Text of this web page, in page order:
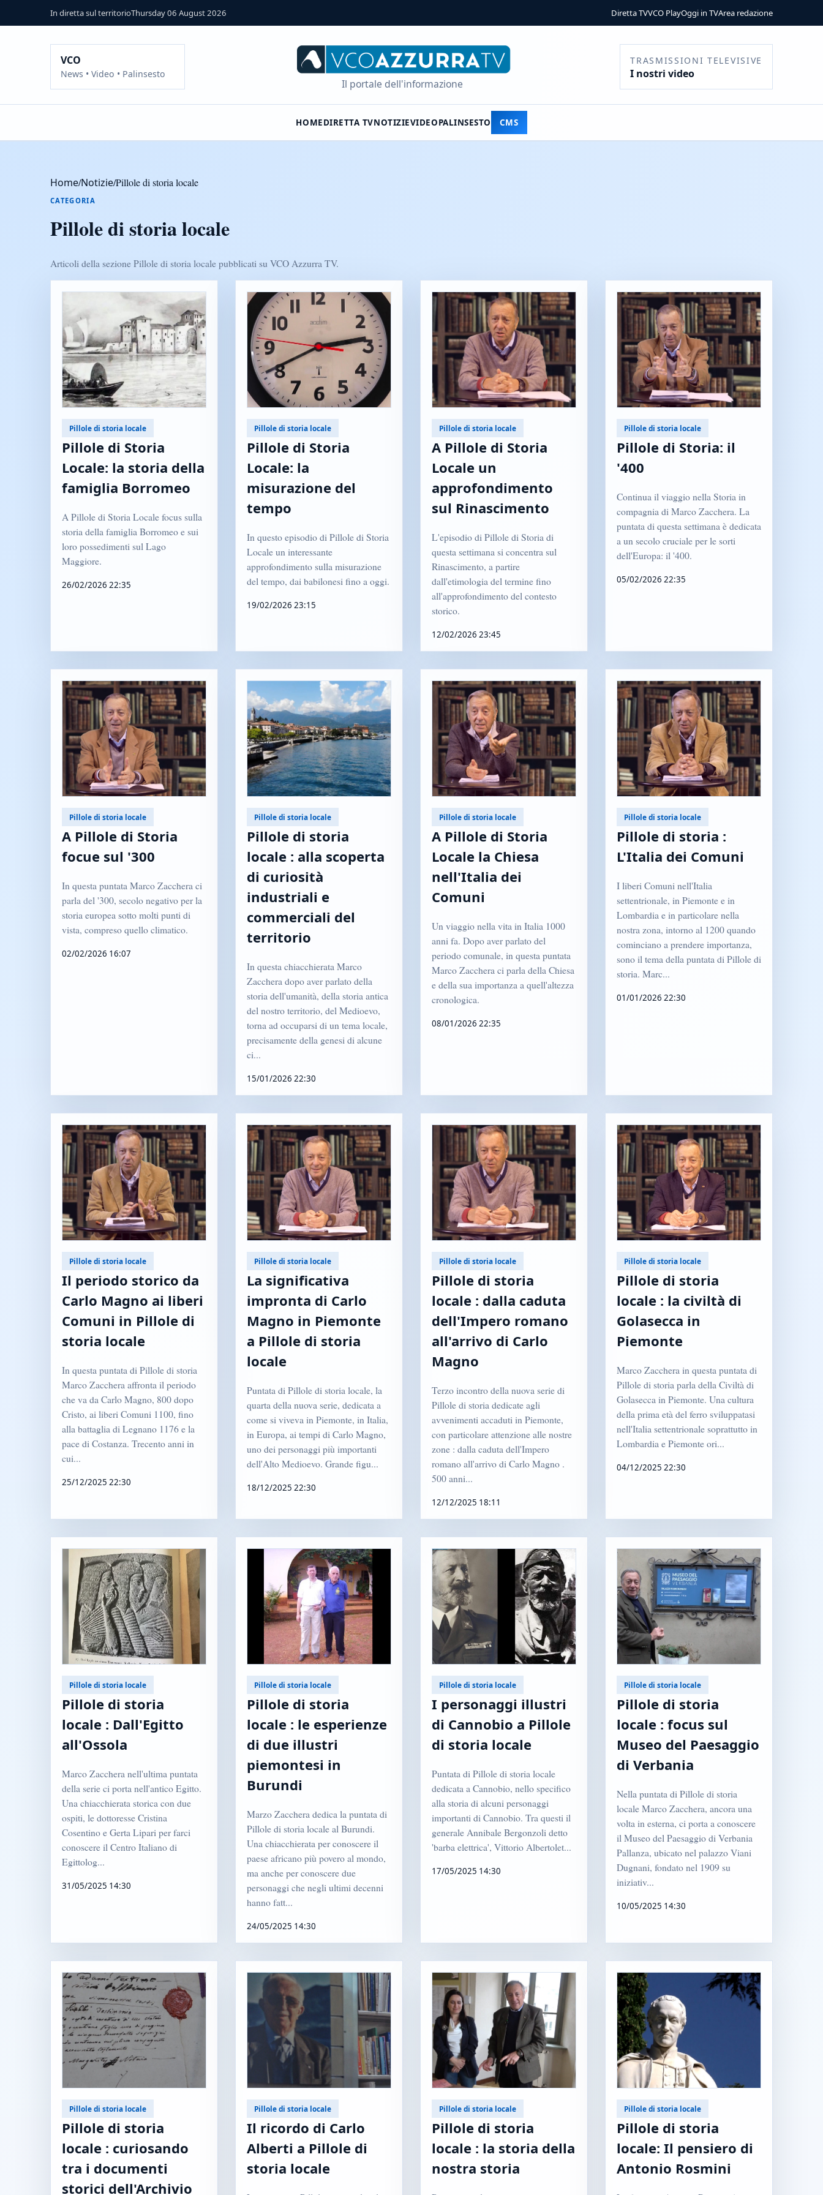
In diretta sul territorioThursday 06 August 2026 Diretta TVVCO PlayOggi in TVArea redazione
VCO
News • Video • Palinsesto
Il portale dell'informazione
TRASMISSIONI TELEVISIVE
I nostri video
HOMEDIRETTA TVNOTIZIEVIDEOPALINSESTO CMS
Home/Notizie/Pillole di storia locale
CATEGORIA
Pillole di storia locale
Articoli della sezione Pillole di storia locale pubblicati su VCO Azzurra TV.
Pillole di storia locale
Pillole di Storia
Locale: la storia della
famiglia Borromeo
A Pillole di Storia Locale focus sulla
storia della famiglia Borromeo e sui
loro possedimenti sul Lago
Maggiore.
26/02/2026 22:35
Pillole di storia locale
Pillole di Storia
Locale: la
misurazione del
tempo
In questo episodio di Pillole di Storia
Locale un interessante
approfondimento sulla misurazione
del tempo, dai babilonesi fino a oggi.
19/02/2026 23:15
Pillole di storia locale
A Pillole di Storia
Locale un
approfondimento
sul Rinascimento
L'episodio di Pillole di Storia di
questa settimana si concentra sul
Rinascimento, a partire
dall'etimologia del termine fino
all'approfondimento del contesto
storico.
12/02/2026 23:45
Pillole di storia locale
Pillole di Storia: il
'400
Continua il viaggio nella Storia in
compagnia di Marco Zacchera. La
puntata di questa settimana è dedicata
a un secolo cruciale per le sorti
dell'Europa: il '400.
05/02/2026 22:35
Pillole di storia locale
A Pillole di Storia
focue sul '300
In questa puntata Marco Zacchera ci
parla del '300, secolo negativo per la
storia europea sotto molti punti di
vista, compreso quello climatico.
02/02/2026 16:07
Pillole di storia locale
Pillole di storia
locale : alla scoperta
di curiosità
industriali e
commerciali del
territorio
In questa chiacchierata Marco
Zacchera dopo aver parlato della
storia dell'umanità, della storia antica
del nostro territorio, del Medioevo,
torna ad occuparsi di un tema locale,
precisamente della genesi di alcune
ci...
15/01/2026 22:30
Pillole di storia locale
A Pillole di Storia
Locale la Chiesa
nell'Italia dei
Comuni
Un viaggio nella vita in Italia 1000
anni fa. Dopo aver parlato del
periodo comunale, in questa puntata
Marco Zacchera ci parla della Chiesa
e della sua importanza a quell'altezza
cronologica.
08/01/2026 22:35
Pillole di storia locale
Pillole di storia :
L'Italia dei Comuni
I liberi Comuni nell'Italia
settentrionale, in Piemonte e in
Lombardia e in particolare nella
nostra zona, intorno al 1200 quando
cominciano a prendere importanza,
sono il tema della puntata di Pillole di
storia. Marc...
01/01/2026 22:30
Pillole di storia locale
Il periodo storico da
Carlo Magno ai liberi
Comuni in Pillole di
storia locale
In questa puntata di Pillole di storia
Marco Zacchera affronta il periodo
che va da Carlo Magno, 800 dopo
Cristo, ai liberi Comuni 1100, fino
alla battaglia di Legnano 1176 e la
pace di Costanza. Trecento anni in
cui...
25/12/2025 22:30
Pillole di storia locale
La significativa
impronta di Carlo
Magno in Piemonte
a Pillole di storia
locale
Puntata di Pillole di storia locale, la
quarta della nuova serie, dedicata a
come si viveva in Piemonte, in Italia,
in Europa, ai tempi di Carlo Magno,
uno dei personaggi più importanti
dell'Alto Medioevo. Grande figu...
18/12/2025 22:30
Pillole di storia locale
Pillole di storia
locale : dalla caduta
dell'Impero romano
all'arrivo di Carlo
Magno
Terzo incontro della nuova serie di
Pillole di storia dedicate agli
avvenimenti accaduti in Piemonte,
con particolare attenzione alle nostre
zone : dalla caduta dell'Impero
romano all'arrivo di Carlo Magno .
500 anni...
12/12/2025 18:11
Pillole di storia locale
Pillole di storia
locale : la civiltà di
Golasecca in
Piemonte
Marco Zacchera in questa puntata di
Pillole di storia parla della Civiltà di
Golasecca in Piemonte. Una cultura
della prima età del ferro sviluppatasi
nell'Italia settentrionale soprattutto in
Lombardia e Piemonte ori...
04/12/2025 22:30
Pillole di storia locale
Pillole di storia
locale : Dall'Egitto
all'Ossola
Marco Zacchera nell'ultima puntata
della serie ci porta nell'antico Egitto.
Una chiacchierata storica con due
ospiti, le dottoresse Cristina
Cosentino e Gerta Lipari per farci
conoscere il Centro Italiano di
Egittolog...
31/05/2025 14:30
Pillole di storia locale
Pillole di storia
locale : le esperienze
di due illustri
piemontesi in
Burundi
Marzo Zacchera dedica la puntata di
Pillole di storia locale al Burundi.
Una chiacchierata per conoscere il
paese africano più povero al mondo,
ma anche per conoscere due
personaggi che negli ultimi decenni
hanno fatt...
24/05/2025 14:30
Pillole di storia locale
I personaggi illustri
di Cannobio a Pillole
di storia locale
Puntata di Pillole di storia locale
dedicata a Cannobio, nello specifico
alla storia di alcuni personaggi
importanti di Cannobio. Tra questi il
generale Annibale Bergonzoli detto
'barba elettrica', Vittorio Albertolet...
17/05/2025 14:30
Pillole di storia locale
Pillole di storia
locale : focus sul
Museo del Paesaggio
di Verbania
Nella puntata di Pillole di storia
locale Marco Zacchera, ancora una
volta in esterna, ci porta a conoscere
il Museo del Paesaggio di Verbania
Pallanza, ubicato nel palazzo Viani
Dugnani, fondato nel 1909 su
iniziativ...
10/05/2025 14:30
Pillole di storia locale
Pillole di storia
locale : curiosando
tra i documenti
storici dell'Archivio
Pillole di storia locale
Il ricordo di Carlo
Alberti a Pillole di
storia locale
Pillole di storia locale
Pillole di storia
locale : la storia della
nostra storia
Pillole di storia locale
Pillole di storia
locale: Il pensiero di
Antonio Rosmini